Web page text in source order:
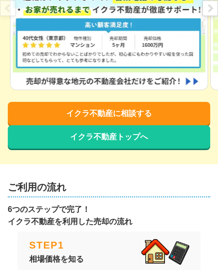
イクラ不動産に相談する
イクラ不動産トップへ
ご利用の流れ
6つのステップで完了！
イクラ不動産を利用した売却の流れ
STEP1
相場価格を知る